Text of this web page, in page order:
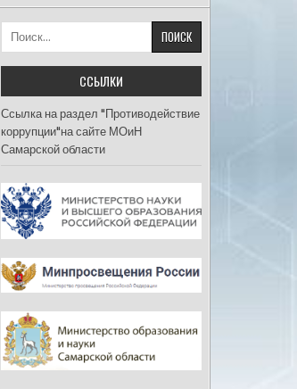
Найти:
ССЫЛКИ
Ссылка на раздел "Противодействие
коррупции"на сайте МОиН
Самарской области